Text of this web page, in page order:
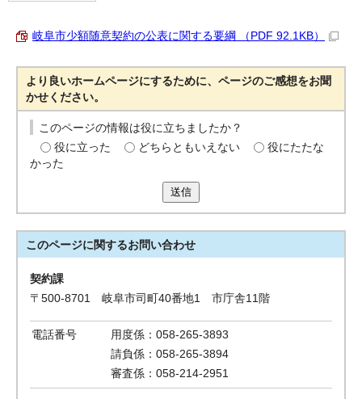
岐阜市少額随意契約の公表に関する要綱 （PDF 92.1KB）
より良いホームページにするために、ページのご感想をお聞
かせください。
このページの情報は役に立ちましたか？
役に立った
どちらともいえない
役にたたな
かった
送信
このページに関するお問い合わせ
契約課
〒500-8701 岐阜市司町40番地1 市庁舎11階
電話番号
用度係：058-265-3893
請負係：058-265-3894
審査係：058-214-2951